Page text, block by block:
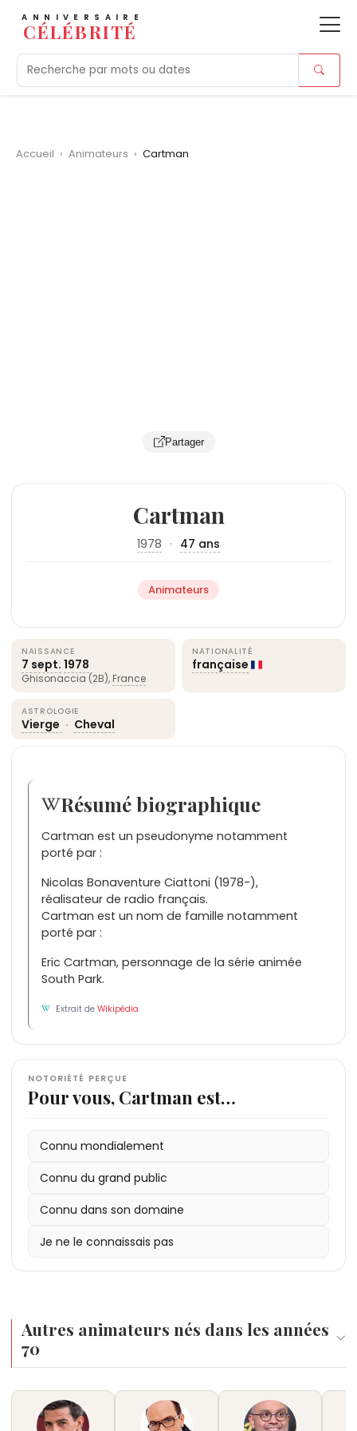
ANNIVERSAIRE
CÉLÉBRITÉ
Aujourd'hui Tendances Morts
Accueil › Animateurs › Cartman
Partager
Cartman
1978 · 47 ans
Animateurs
NAISSANCE
7 sept. 1978
Ghisonaccia (2B), France
NATIONALITÉ
française
ASTROLOGIE
Vierge · Cheval
Résumé biographique
Cartman est un pseudonyme notamment
porté par :
Nicolas Bonaventure Ciattoni (1978-),
réalisateur de radio français.
Cartman est un nom de famille notamment
porté par :
Eric Cartman, personnage de la série animée
South Park.
Extrait deWikipédia
NOTORIÉTÉ PERÇUE
Pour vous, Cartman est…
Connu mondialement
Connu du grand public
Connu dans son domaine
Je ne le connaissais pas
Autres animateurs nés dans les années
70